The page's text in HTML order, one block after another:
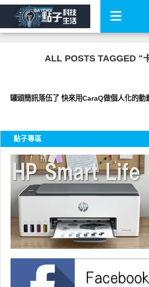
ALL POSTS TAGGED "
罐頭簡訊落伍了 快來用CaraQ做個人化的動
點子專區